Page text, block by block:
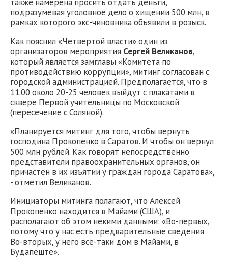
подразумевая уголовное дело о хищении 500 млн, в
рамках которого экс-чиновника объявили в розыск.
Как пояснил «Четвертой власти» один из
организаторов мероприятия Сергей Великанов,
который является замглавы «Комитета по
противодействию коррупции», митинг согласован с
городской администрацией. Предполагается, что в
11.00 около 20-25 человек выйдут с плакатами в
сквере Первой учительницы по Московской
(пересечение с Соляной).
«Планируется митинг для того, чтобы вернуть
господина Прокопенко в Саратов. И чтобы он вернул
500 млн рублей. Как говорят непосредственно
представители правоохранительных органов, он
причастен в их изъятии у граждан города Саратова»,
- отметил Великанов.
Инициаторы митинга полагают, что Алексей
Прокопенко находится в Майами (США), и
располагают об этом некими данными: «Во-первых,
потому что у нас есть предварительные сведения.
Во-вторых, у него все-таки дом в Майами, в
Будапеште».